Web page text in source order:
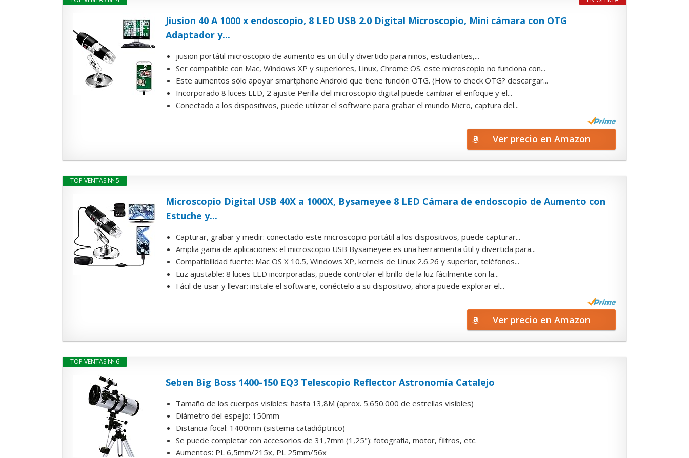
Jiusion 40 A 1000 x endoscopio, 8 LED USB 2.0 Digital Microscopio, Mini cámara con OTG
Adaptador y...
jiusion portátil microscopio de aumento es un útil y divertido para niños, estudiantes,...
Ser compatible con Mac, Windows XP y superiores, Linux, Chrome OS. este microscopio no funciona con...
Este aumentos sólo apoyar smartphone Android que tiene función OTG. (How to check OTG? descargar...
Incorporado 8 luces LED, 2 ajuste Perilla del microscopio digital puede cambiar el enfoque y el...
Conectado a los dispositivos, puede utilizar el software para grabar el mundo Micro, captura del...
Ver precio en Amazon
TOP VENTAS Nº 5
Microscopio Digital USB 40X a 1000X, Bysameyee 8 LED Cámara de endoscopio de Aumento con
Estuche y...
Capturar, grabar y medir: conectado este microscopio portátil a los dispositivos, puede capturar...
Amplia gama de aplicaciones: el microscopio USB Bysameyee es una herramienta útil y divertida para...
Compatibilidad fuerte: Mac OS X 10.5, Windows XP, kernels de Linux 2.6.26 y superior, teléfonos...
Luz ajustable: 8 luces LED incorporadas, puede controlar el brillo de la luz fácilmente con la...
Fácil de usar y llevar: instale el software, conéctelo a su dispositivo, ahora puede explorar el...
Ver precio en Amazon
TOP VENTAS Nº 6
Seben Big Boss 1400-150 EQ3 Telescopio Reflector Astronomía Catalejo
Tamaño de los cuerpos visibles: hasta 13,8M (aprox. 5.650.000 de estrellas visibles)
Diámetro del espejo: 150mm
Distancia focal: 1400mm (sistema catadióptrico)
Se puede completar con accesorios de 31,7mm (1,25"): fotografía, motor, filtros, etc.
Aumentos: PL 6,5mm/215x, PL 25mm/56x